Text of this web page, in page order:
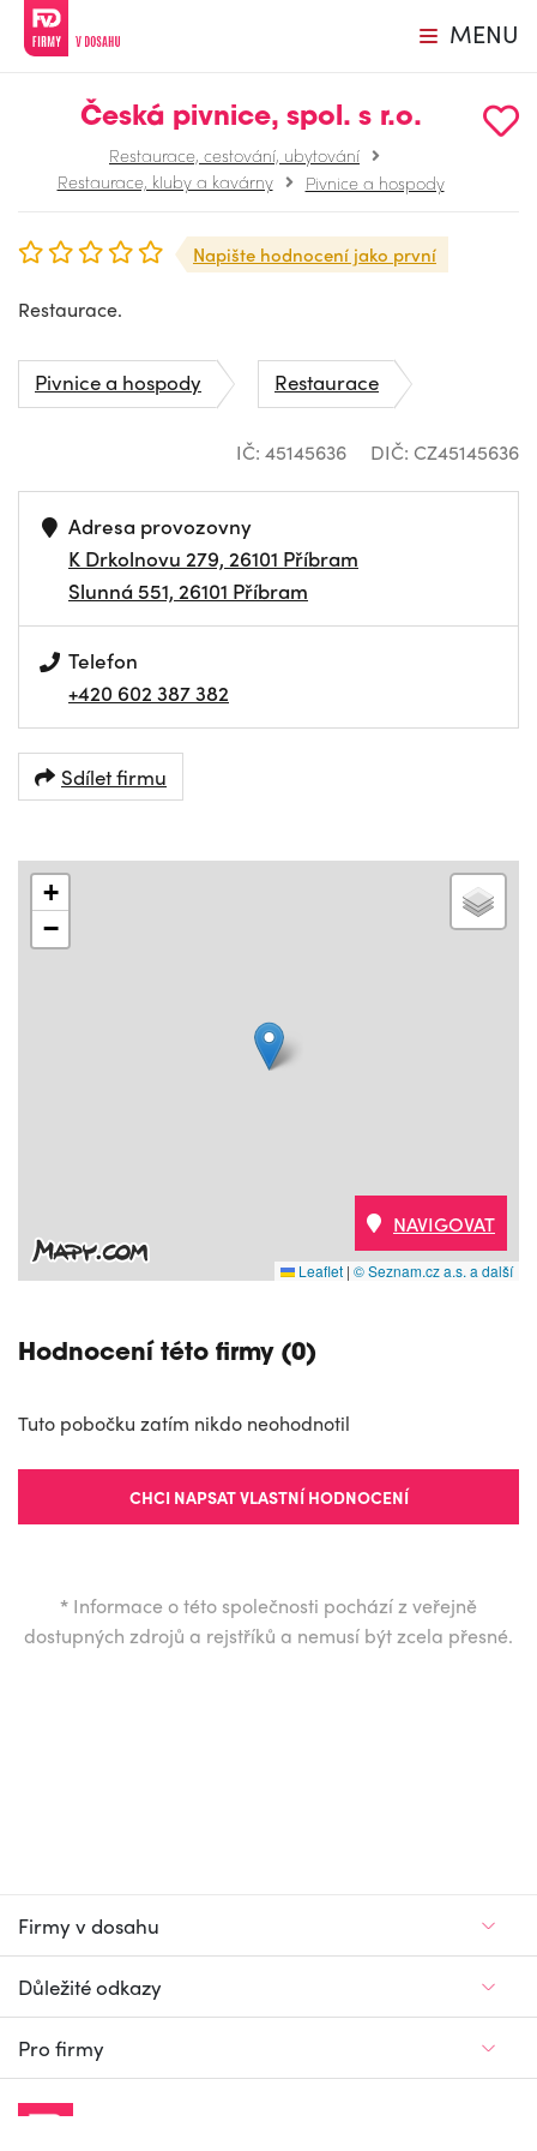
MENU
Česká pivnice, spol. s r.o.
Restaurace, cestování, ubytování
Restaurace, kluby a kavárny
Pivnice a hospody
Napište hodnocení jako první
Restaurace.
Pivnice a hospody Restaurace
IČ: 45145636 DIČ: CZ45145636
Adresa provozovny
K Drkolnovu 279, 26101 Příbram
Slunná 551, 26101 Příbram
Telefon
+420 602 387 382
Sdílet firmu
+
−
Leaflet | © Seznam.cz a.s. a další
NAVIGOVAT
Hodnocení této firmy (0)
Tuto pobočku zatím nikdo neohodnotil
CHCI NAPSAT VLASTNÍ HODNOCENÍ
* Informace o této společnosti pochází z veřejně
dostupných zdrojů a rejstříků a nemusí být zcela přesné.
Firmy v dosahu
Důležité odkazy
Pro firmy